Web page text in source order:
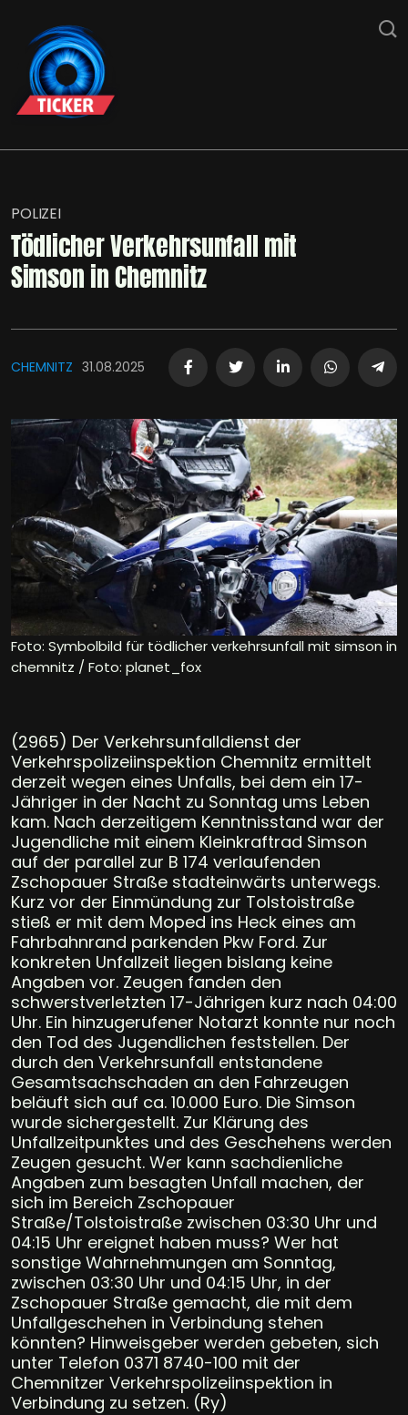
POLIZEI
Tödlicher Verkehrsunfall mit
Simson in Chemnitz
CHEMNITZ 31.08.2025
Foto: Symbolbild für tödlicher verkehrsunfall mit simson in
chemnitz / Foto: planet_fox
(2965) Der Verkehrsunfalldienst der
Verkehrspolizeiinspektion Chemnitz ermittelt
derzeit wegen eines Unfalls, bei dem ein 17-
Jähriger in der Nacht zu Sonntag ums Leben
kam. Nach derzeitigem Kenntnisstand war der
Jugendliche mit einem Kleinkraftrad Simson
auf der parallel zur B 174 verlaufenden
Zschopauer Straße stadteinwärts unterwegs.
Kurz vor der Einmündung zur Tolstoistraße
stieß er mit dem Moped ins Heck eines am
Fahrbahnrand parkenden Pkw Ford. Zur
konkreten Unfallzeit liegen bislang keine
Angaben vor. Zeugen fanden den
schwerstverletzten 17-Jährigen kurz nach 04:00
Uhr. Ein hinzugerufener Notarzt konnte nur noch
den Tod des Jugendlichen feststellen. Der
durch den Verkehrsunfall entstandene
Gesamtsachschaden an den Fahrzeugen
beläuft sich auf ca. 10.000 Euro. Die Simson
wurde sichergestellt. Zur Klärung des
Unfallzeitpunktes und des Geschehens werden
Zeugen gesucht. Wer kann sachdienliche
Angaben zum besagten Unfall machen, der
sich im Bereich Zschopauer
Straße/Tolstoistraße zwischen 03:30 Uhr und
04:15 Uhr ereignet haben muss? Wer hat
sonstige Wahrnehmungen am Sonntag,
zwischen 03:30 Uhr und 04:15 Uhr, in der
Zschopauer Straße gemacht, die mit dem
Unfallgeschehen in Verbindung stehen
könnten? Hinweisgeber werden gebeten, sich
unter Telefon 0371 8740-100 mit der
Chemnitzer Verkehrspolizeiinspektion in
Verbindung zu setzen. (Ry)